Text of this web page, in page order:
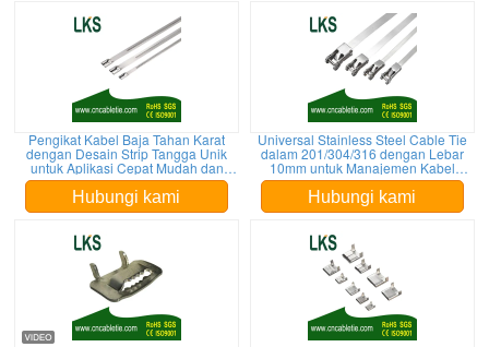
Pengikat Kabel Baja Tahan Karat
dengan Desain Strip Tangga Unik
untuk Aplikasi Cepat Mudah dan
Kemampuan Diameter Bundel Besar
Hubungi kami
Universal Stainless Steel Cable Tie
dalam 201/304/316 dengan Lebar
10mm untuk Manajemen Kabel
Serbaguna dan Bundling
Hubungi kami